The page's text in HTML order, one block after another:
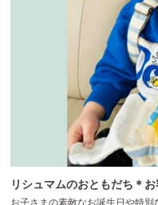
リシュマムのおともだち＊
お子さまの素敵なお誕生日や特